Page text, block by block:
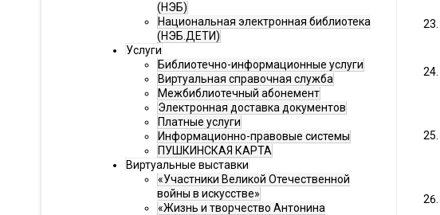
(НЭБ)
Национальная электронная библиотека
(НЭБ.ДЕТИ)
Услуги
Библиотечно-информационные услуги
Виртуальная справочная служба
Межбиблиотечный абонемент
Электронная доставка документов
Платные услуги
Информационно-правовые системы
ПУШКИНСКАЯ КАРТА
Виртуальные выставки
«Участники Великой Отечественной
войны в искусстве»
«Жизнь и творчество Антонина